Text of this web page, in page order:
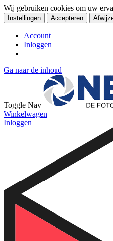
Wij gebruiken cookies om uw
Instellingen Accepteren
Account
Inloggen
Ga naar de inhoud
Toggle Nav
Winkelwagen
Inloggen